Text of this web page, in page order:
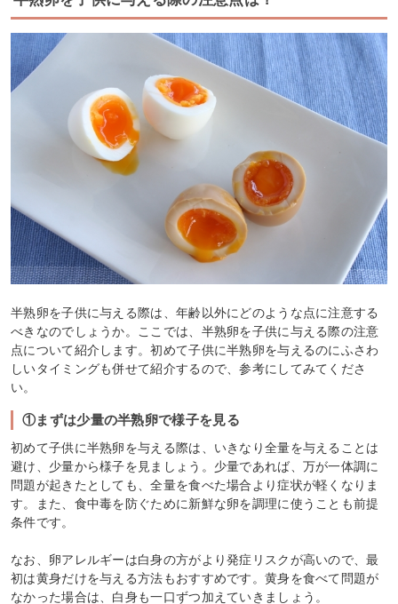
半熟卵を子供に与える際は、年齢以外にどのような点に注意する
べきなのでしょうか。ここでは、半熟卵を子供に与える際の注意
点について紹介します。初めて子供に半熟卵を与えるのにふさわ
しいタイミングも併せて紹介するので、参考にしてみてくださ
い。
①まずは少量の半熟卵で様子を見る
初めて子供に半熟卵を与える際は、いきなり全量を与えることは
避け、少量から様子を見ましょう。少量であれば、万が一体調に
問題が起きたとしても、全量を食べた場合より症状が軽くなりま
す。また、食中毒を防ぐために新鮮な卵を調理に使うことも前提
条件です。
なお、卵アレルギーは白身の方がより発症リスクが高いので、最
初は黄身だけを与える方法もおすすめです。黄身を食べて問題が
なかった場合は、白身も一口ずつ加えていきましょう。